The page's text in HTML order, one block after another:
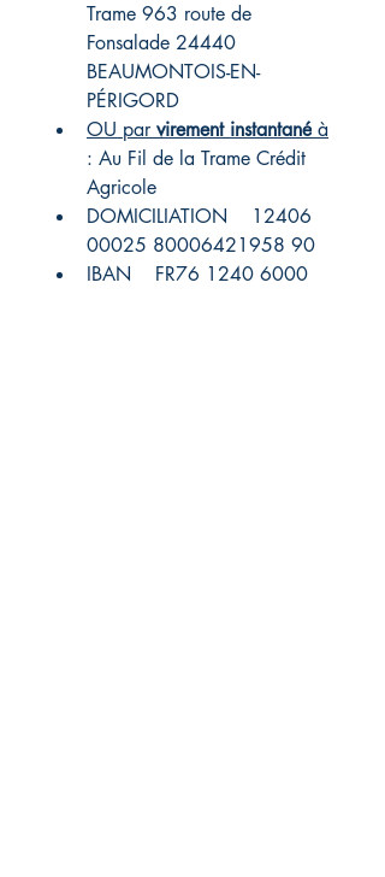
Trame 963 route de
Fonsalade 24440
BEAUMONTOIS-EN-
PÉRIGORD
OU par virement instantané à
: Au Fil de la Trame Crédit
Agricole
DOMICILIATION    12406
00025 80006421958 90
IBAN    FR76 1240 6000